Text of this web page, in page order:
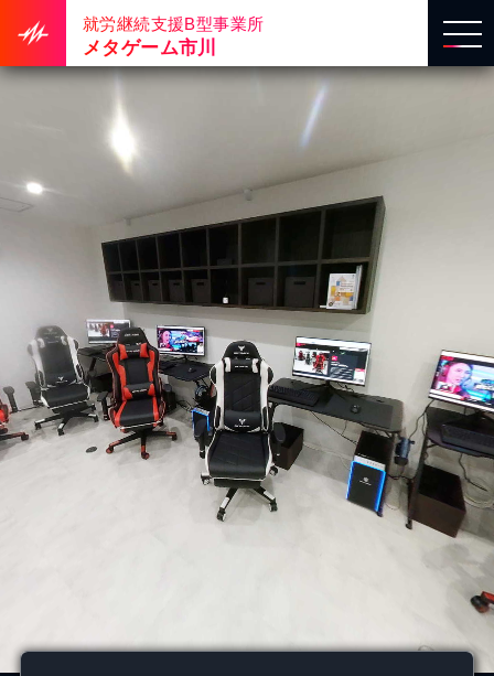
就労継続支援B型事業所
メタゲーム市川